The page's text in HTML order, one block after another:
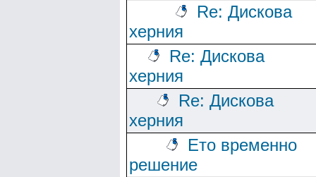
Re: Дискова
херния
Re: Дискова
херния
Re: Дискова
херния
Ето временно
решение